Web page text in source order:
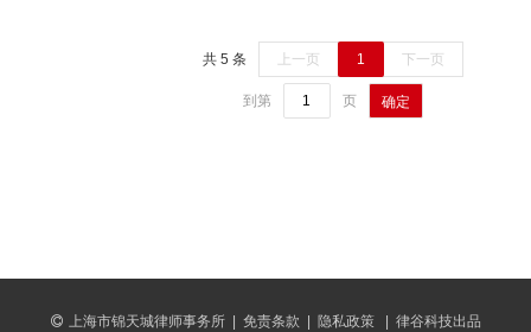
共 5 条 上一页 1 下一页
到第 页 确定
上海市锦天城律师事务所 | 免责条款 | 隐私政策 | 律谷科技出品